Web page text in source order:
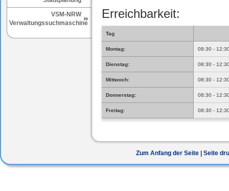
VSM-NRW
Verwaltungssuchmaschine
Erreichbarkeit:
Tag
Montag: 08:30 -
Dienstag: 08:30 -
Mittwoch: 08:30 -
Donnerstag: 08:30 -
Freitag: 08:30 -
Zum Anfang der Seite Seite